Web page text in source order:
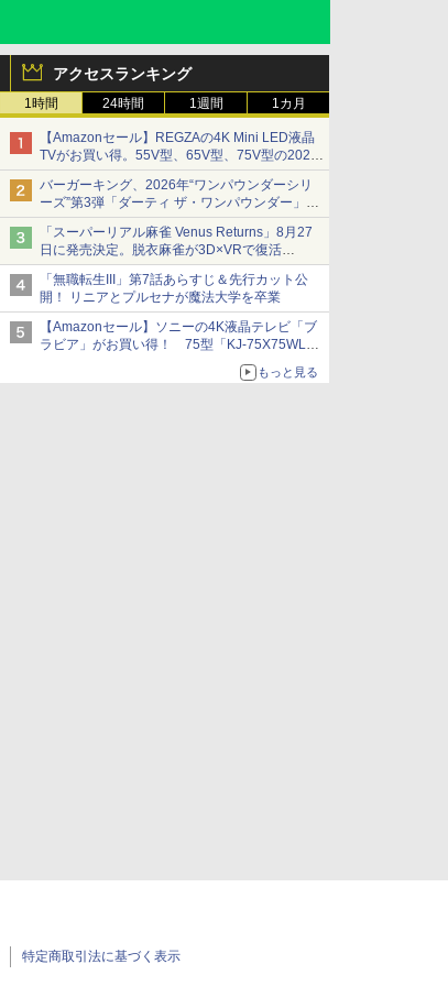
アクセスランキング
1時間 24時間 1週間 1カ月
【Amazonセール】REGZAの4K Mini LED液晶
TVがお買い得。55V型、65V型、75V型の2026
年モデルがラインナップ
バーガーキング、2026年“ワンパウンダーシリ
ーズ”第3弾「ダーティ ザ・ワンパウンダー」を
8月7日発売
「特製ガーリックマヨソース」を使用した超大
型チーズバーガー
「スーパーリアル麻雀 Venus Returns」8月27
日に発売決定。脱衣麻雀が3D×VRで復活
発売から2週間は20%オフになるセールが実施
「無職転生III」第7話あらすじ＆先行カット公
開！ リニアとプルセナが魔法大学を卒業
【Amazonセール】ソニーの4K液晶テレビ「ブ
ラビア」がお買い得！ 75型「KJ-75X75WL」
もっと見る
特定商取引法に基づく表示